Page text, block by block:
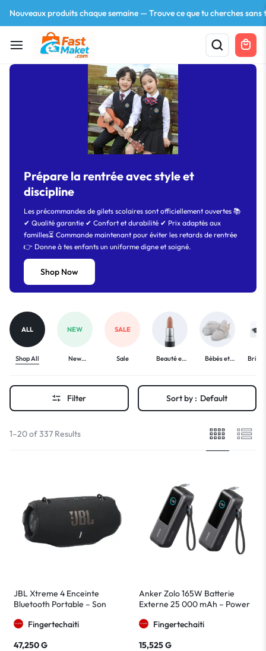
Nouveaux produits chaque semaine — Trouve ce que tu cherches sans
Your bag is empty
Don't miss out on great deals! Start shopping or
Shop What's New
Prépare la rentrée avec style et
discipline
Les précommandes de gilets scolaires sont officiellement ouvertes 📚
✔ Qualité garantie ✔ Confort et durabilité ✔ Prix adaptés aux
familles⏳ Commande maintenant pour éviter les retards de rentrée
👉 Donne à tes enfants un uniforme digne et soigné.
Shop Now
ALL
Shop All
NEW
New
SALE
Sale
Beauté et
Bébés et
Filter Sort by : Default
1–20 of 337 Results
JBL Xtreme 4 Enceinte
Bluetooth Portable – Son
Fingertechaiti
47,250G
Anker Zolo 165W Batterie
Externe 25 000 mAh – Power
Fingertechaiti
15,525G